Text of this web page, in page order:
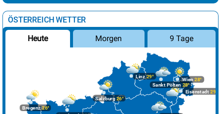
ÖSTERREICH WETTER
Heute Morgen 9 Tage
Bregenz26°
Linz29°
Salzburg26°
Wien 28°
Eisenstadt 29°
Sankt Pölten 28°